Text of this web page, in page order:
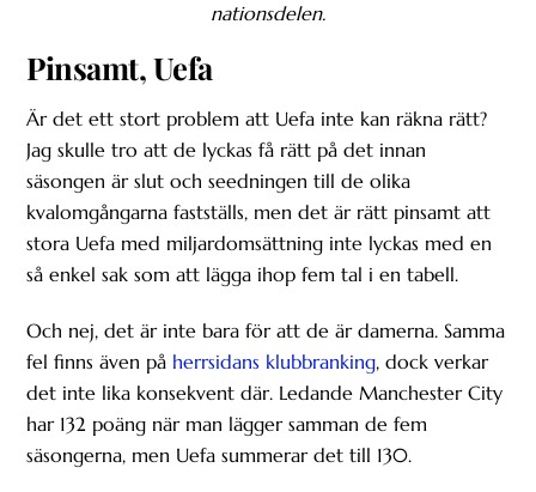
nationsdelen.
Pinsamt, Uefa
Är det ett stort problem att Uefa inte kan räkna rätt?
Jag skulle tro att de lyckas få rätt på det innan
säsongen är slut och seedningen till de olika
kvalomgångarna fastställs, men det är rätt pinsamt att
stora Uefa med miljardomsättning inte lyckas med en
så enkel sak som att lägga ihop fem tal i en tabell.
Och nej, det är inte bara för att de är damerna. Samma
fel finns även på herrsidans klubbranking, dock verkar
det inte lika konsekvent där. Ledande Manchester City
har 132 poäng när man lägger samman de fem
säsongerna, men Uefa summerar det till 130.